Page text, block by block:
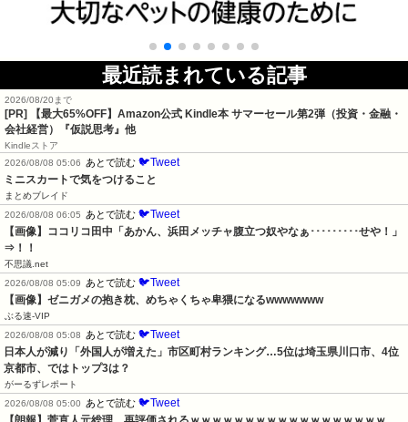
最近読まれている記事
2026/08/20まで
[PR]
【最大65%OFF】Amazon公式 Kindle本 サマーセール第2弾（投資・金融・
会社経営）『仮説思考』他
Kindleストア
2026/08/08 05:06
あとで読む 🐦Tweet
ミニスカートで気をつけること
まとめブレイド
2026/08/08 06:05
あとで読む 🐦Tweet
【画像】ココリコ田中「あかん、浜田メッチャ腹立つ奴やなぁ･････････せや！」
⇒！！
不思議.net
2026/08/08 05:09
あとで読む 🐦Tweet
【画像】ゼニガメの抱き枕、めちゃくちゃ卑猥になるwwwwwww
ぶる速-VIP
2026/08/08 05:08
あとで読む 🐦Tweet
日本人が減り「外国人が増えた」市区町村ランキング…5位は埼玉県川口市、4位
京都市、ではトップ3は？
がーるずレポート
2026/08/08 05:00
あとで読む 🐦Tweet